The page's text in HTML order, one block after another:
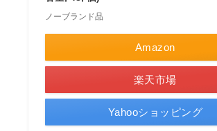
ノーブランド品
Amazon
楽天市場
Yahooショッピング